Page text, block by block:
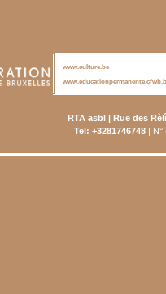
www.culture.be
RTA asbl | Rue des
Tel: +3281746748| N°